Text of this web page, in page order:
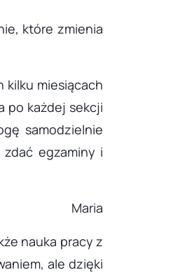
które zmienia
kilku miesiącach
po każdej sekcji
samodzielnie
egzaminy i
Maria
nauka pracy z
ale dzięki